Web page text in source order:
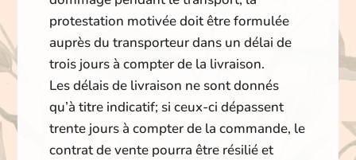
protestation motivée doit être formulée
auprès du transporteur dans un délai de
trois jours à compter de la livraison.
Les délais de livraison ne sont donnés
qu’à titre indicatif; si ceux-ci dépassent
trente jours à compter de la commande, le
contrat de vente pourra être résilié et